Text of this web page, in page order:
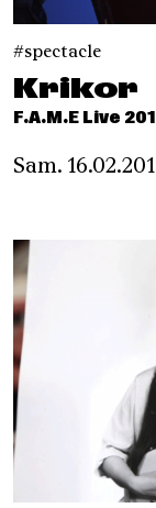
spectacle
Krikor
F.A.M.E Live
Sam.